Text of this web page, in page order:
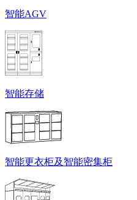
智能AGV
智能存储
智能更衣柜及智能密集柜